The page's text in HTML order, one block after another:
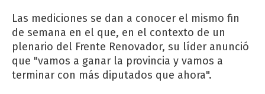
Las mediciones se dan a conocer el mismo fin
de semana en el que, en el contexto de un
plenario del Frente Renovador, su líder anunció
que "vamos a ganar la provincia y vamos a
terminar con más diputados que ahora".